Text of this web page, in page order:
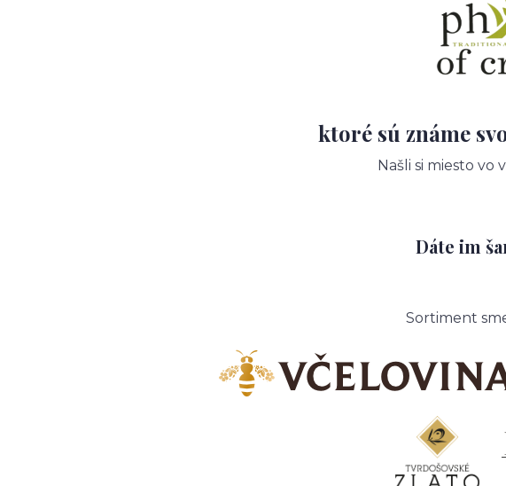
ktoré sú známe
Našli si miesto vo
Dáte im
Sortiment